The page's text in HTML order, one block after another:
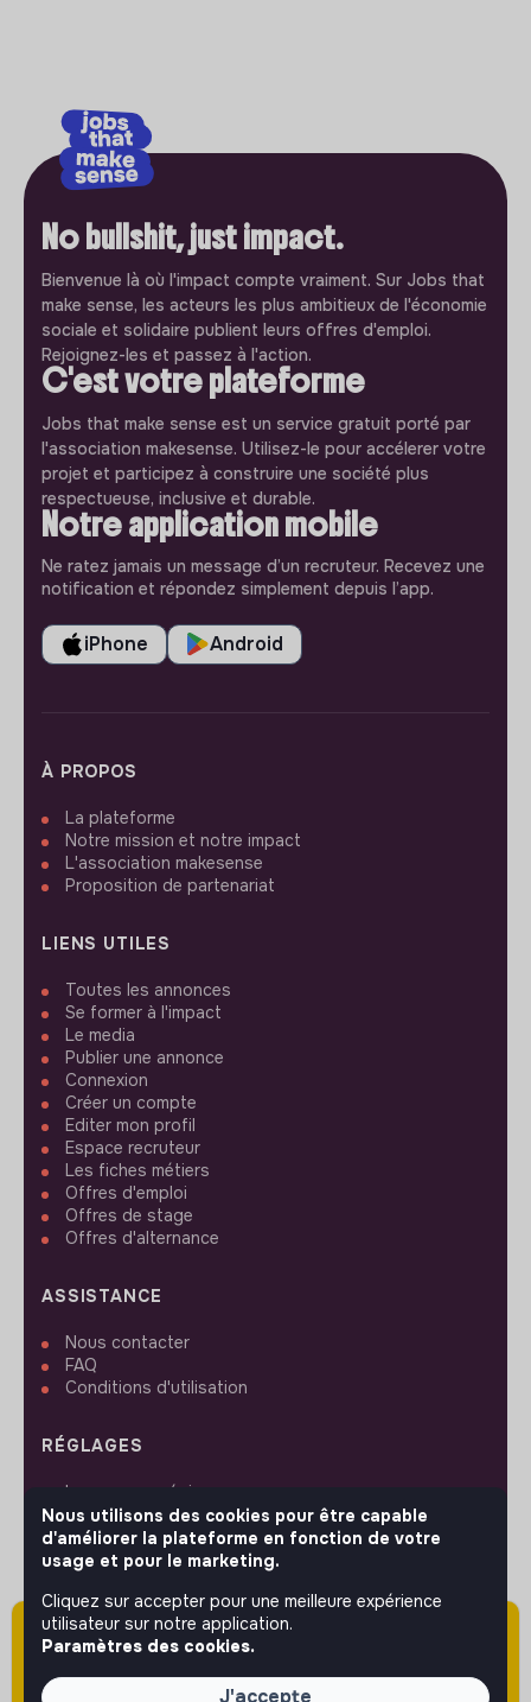
Attention cette annonce a été publiée il y a
plus de 60 jours (le 04/03/2026) et est sans
doute expirée ou non mise à jour.
No bullshit, just impact.
Bienvenue là où l'impact compte vraiment. Sur Jobs that
make sense, les acteurs les plus ambitieux de l'économie
sociale et solidaire publient leurs offres d'emploi.
Rejoignez-les et passez à l'action.
C'est votre plateforme
Jobs that make sense est un service gratuit porté par
l'association makesense. Utilisez-le pour accélerer votre
projet et participez à construire une société plus
respectueuse, inclusive et durable.
Notre application mobile
Ne ratez jamais un message d’un recruteur. Recevez une
notification et répondez simplement depuis l’app.
iPhone Android
À PROPOS
La plateforme
Notre mission et notre impact
L'association makesense
Proposition de partenariat
LIENS UTILES
Toutes les annonces
Se former à l'impact
Le media
Publier une annonce
Connexion
Créer un compte
Editer mon profil
Espace recruteur
Les fiches métiers
Offres d'emploi
Offres de stage
Offres d'alternance
ASSISTANCE
Nous contacter
FAQ
Conditions d'utilisation
RÉGLAGES
Langues ou régions
Plan du site
Paramètres des cookies
Nous utilisons des cookies pour être capable
d'améliorer la plateforme en fonction de votre
usage et pour le marketing.
Cliquez sur accepter pour une meilleure expérience
utilisateur sur notre application.
Paramètres des cookies.
J'accepte